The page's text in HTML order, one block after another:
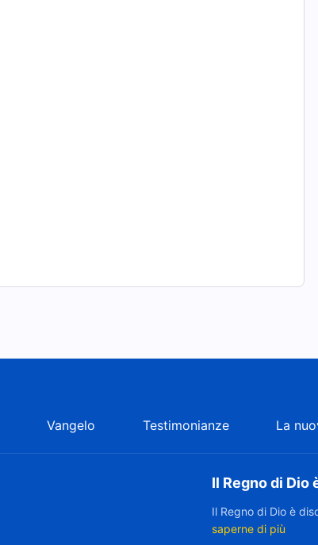
Vangelo Testimonianze La
Il Regno di Dio
Il Regno di Dio è
saperne di più